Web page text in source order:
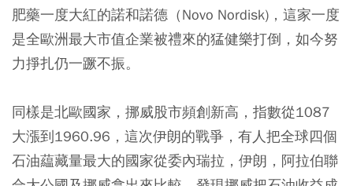
肥藥一度大紅的諾和諾德（Novo Nordisk)，這家一度
是全歐洲最大市值企業被禮來的猛健樂打倒，如今努
力掙扎仍一蹶不振。
同樣是北歐國家，挪威股市頻創新高，指數從1087
大漲到1960.96，這次伊朗的戰爭，有人把全球四個
石油藴藏量最大的國家從委內瑞拉，伊朗，阿拉伯聯